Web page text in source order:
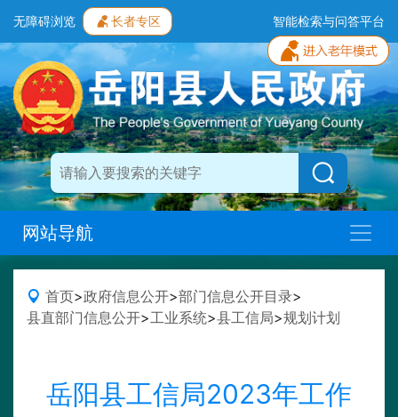
无障碍浏览 长者专区 智能检索与问答平台
网站导航
首页>政府信息公开>部门信息公开目录>
县直部门信息公开>工业系统>县工信局>规划计划
岳阳县工信局2023年工作